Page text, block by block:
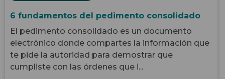
6 fundamentos del pedimento consolidado
El pedimento consolidado es un documento
electrónico donde compartes la información que
te pide la autoridad para demostrar que
cumpliste con las órdenes que i...